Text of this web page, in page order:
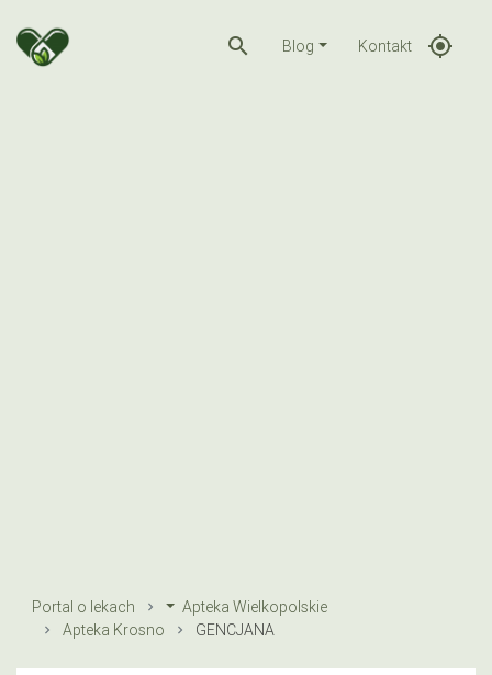
search Blog Kontakt gps_fixed
Portal o lekach
Apteka Wielkopolskie
Apteka Krosno
GENCJANA